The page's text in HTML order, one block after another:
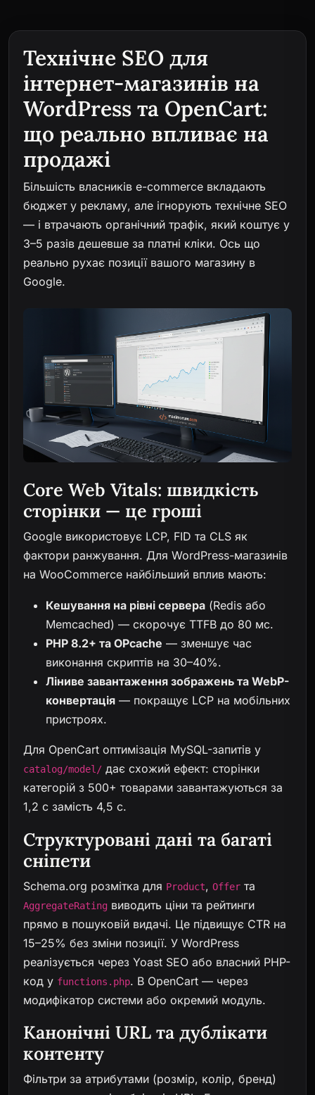
Технічне SEO для
інтернет-магазинів на
WordPress та OpenCart:
що реально впливає на
продажі
Більшість власників e-commerce вкладають
бюджет у рекламу, але ігнорують технічне SEO
— і втрачають органічний трафік, який коштує у
3–5 разів дешевше за платні кліки. Ось що
реально рухає позиції вашого магазину в
Google.
Core Web Vitals: швидкість
сторінки — це гроші
Google використовує LCP, FID та CLS як
фактори ранжування. Для WordPress-магазинів
на WooCommerce найбільший вплив мають:
Кешування на рівні сервера (Redis або
Memcached) — скорочує TTFB до 80 мс.
PHP 8.2+ та OPcache — зменшує час
виконання скриптів на 30–40%.
Ліниве завантаження зображень та WebP-
конвертація — покращує LCP на мобільних
пристроях.
Для OpenCart оптимізація MySQL-запитів у
catalog/model/ дає схожий ефект: сторінки
категорій з 500+ товарами завантажуються за
1,2 с замість 4,5 с.
Структуровані дані та багаті
сніпети
Schema.org розмітка для Product, Offer та
AggregateRating виводить ціни та рейтинги
прямо в пошуковій видачі. Це підвищує CTR на
15–25% без зміни позиції. У WordPress
реалізується через Yoast SEO або власний PHP-
код у functions.php. В OpenCart — через
модифікатор системи або окремий модуль.
Канонічні URL та дублікати
контенту
Фільтри за атрибутами (розмір, колір, бренд)